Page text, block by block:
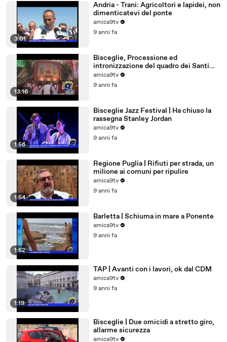
3:01
Andria - Trani: Agricoltori e lapidei, non
dimenticatevi del ponte
amica9tv
9 anni fa
13:16
Bisceglie, Processione ed
intronizzazione del quadro dei Santi
Martiri
amica9tv
9 anni fa
1:56
Bisceglie Jazz Festival | Ha chiuso la
rassegna Stanley Jordan
amica9tv
9 anni fa
1:54
Regione Puglia | Rifiuti per strada, un
milione ai comuni per ripulire
amica9tv
9 anni fa
1:52
Barletta | Schiuma in mare a Ponente
amica9tv
9 anni fa
1:19
TAP | Avanti con i lavori, ok dal CDM
amica9tv
9 anni fa
Bisceglie | Due omicidi a stretto giro,
allarme sicurezza
amica9tv